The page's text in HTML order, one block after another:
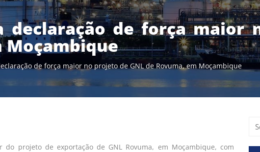
declaração de força maior
Moçambique
de força maior no projeto de GNL de Rovuma, em Moçambique
projeto de exportação de GNL Rovuma, em Moçambique, com